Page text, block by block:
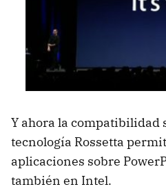
Y ahora la compatibilidad
tecnología Rossetta
aplicaciones sobre
también en Intel.